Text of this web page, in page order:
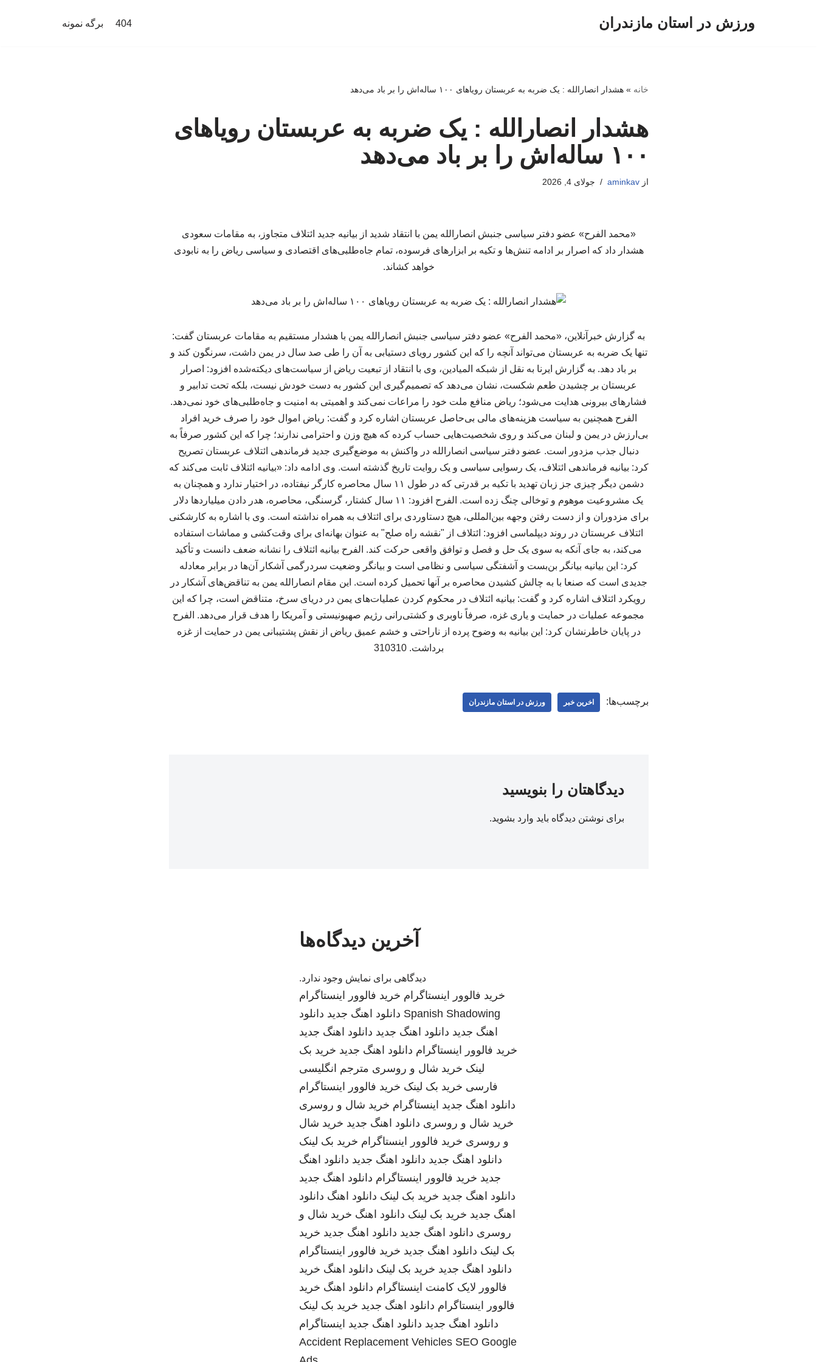
ورزش در استان مازندران 404 برگه نمونه
خانه »هشدار انصارالله : یک ضربه به عربستان رویاهای ۱۰۰ ساله‌اش را بر باد می‌دهد
هشدار انصارالله : یک ضربه به عربستان رویاهای
۱۰۰ ساله‌اش را بر باد می‌دهد
ازaminkav جولای 4, 2026
«محمد الفرح» عضو دفتر سیاسی جنبش انصارالله یمن با انتقاد شدید از بیانیه جدید ائتلاف متجاوز، به مقامات سعودی
هشدار داد که اصرار بر ادامه تنش‌ها و تکیه بر ابزارهای فرسوده، تمام جاه‌طلبی‌های اقتصادی و سیاسی ریاض را به نابودی
خواهد کشاند.
به گزارش خبرآنلاین، «محمد الفرح» عضو دفتر سیاسی جنبش انصارالله یمن با هشدار مستقیم به مقامات عربستان گفت:
تنها یک ضربه به عربستان می‌تواند آنچه را که این کشور رویای دستیابی به آن را طی صد سال در یمن داشت، سرنگون کند و
بر باد دهد. به گزارش ایرنا به نقل از شبکه المیادین، وی با انتقاد از تبعیت ریاض از سیاست‌های دیکته‌شده افزود: اصرار
عربستان بر چشیدن طعم شکست، نشان می‌دهد که تصمیم‌گیری این کشور به دست خودش نیست، بلکه تحت تدابیر و
فشارهای بیرونی هدایت می‌شود؛ ریاض منافع ملت خود را مراعات نمی‌کند و اهمیتی به امنیت و جاه‌طلبی‌های خود نمی‌دهد.
الفرح همچنین به سیاست هزینه‌های مالی بی‌حاصل عربستان اشاره کرد و گفت: ریاض اموال خود را صرف خرید افراد
بی‌ارزش در یمن و لبنان می‌کند و روی شخصیت‌هایی حساب کرده که هیچ وزن و احترامی ندارند؛ چرا که این کشور صرفاً به
دنبال جذب مزدور است. عضو دفتر سیاسی انصارالله در واکنش به موضع‌گیری جدید فرماندهی ائتلاف عربستان تصریح
کرد: بیانیه فرماندهی ائتلاف، یک رسوایی سیاسی و یک روایت تاریخ گذشته است. وی ادامه داد: «بیانیه ائتلاف ثابت می‌کند که
دشمن دیگر چیزی جز زبان تهدید با تکیه بر قدرتی که در طول ۱۱ سال محاصره کارگر نیفتاده، در اختیار ندارد و همچنان به
یک مشروعیت موهوم و توخالی چنگ زده است. الفرح افزود: ۱۱ سال کشتار، گرسنگی، محاصره، هدر دادن میلیاردها دلار
برای مزدوران و از دست رفتن وجهه بین‌المللی، هیچ دستاوردی برای ائتلاف به همراه نداشته است. وی با اشاره به کارشکنی
ائتلاف عربستان در روند دیپلماسی افزود: ائتلاف از "نقشه راه صلح" به عنوان بهانه‌ای برای وقت‌کشی و مماشات استفاده
می‌کند، به جای آنکه به سوی یک حل و فصل و توافق واقعی حرکت کند. الفرح بیانیه ائتلاف را نشانه ضعف دانست و تأکید
کرد: این بیانیه بیانگر بن‌بست و آشفتگی سیاسی و نظامی است و بیانگر وضعیت سردرگمی آشکار آن‌ها در برابر معادله
جدیدی است که صنعا با به چالش کشیدن محاصره بر آنها تحمیل کرده است. این مقام انصارالله یمن به تناقض‌های آشکار در
رویکرد ائتلاف اشاره کرد و گفت: بیانیه ائتلاف در محکوم کردن عملیات‌های یمن در دریای سرخ، متناقض است، چرا که این
مجموعه عملیات‌ در حمایت و یاری غزه، صرفاً ناوبری و کشتی‌رانی رژیم صهیونیستی و آمریکا را هدف قرار می‌دهد. الفرح
در پایان خاطرنشان کرد: این بیانیه به وضوح پرده از ناراحتی و خشم عمیق ریاض از نقش پشتیبانی یمن در حمایت از غزه
برداشت. 310310
برچسب‌ها: اخرین خبر ورزش در استان مازندران
دیدگاهتان را بنویسید
برای نوشتن دیدگاه باید وارد بشوید.
آخرین دیدگاه‌ها
دیدگاهی برای نمایش وجود ندارد.
خرید فالوور اینستاگرام خرید فالوور اینستاگرام
Spanish Shadowing دانلود اهنگ جدید دانلود
اهنگ جدید دانلود اهنگ جدید دانلود اهنگ جدید
خرید فالوور اینستاگرام دانلود اهنگ جدید خرید بک
لینک خرید شال و روسری مترجم انگلیسی
فارسی خرید بک لینک خرید فالوور اینستاگرام
دانلود اهنگ جدید اینستاگرام خرید شال و روسری
خرید شال و روسری دانلود اهنگ جدید خرید شال
و روسری خرید فالوور اینستاگرام خرید بک لینک
دانلود اهنگ جدید دانلود اهنگ جدید دانلود اهنگ
جدید خرید فالوور اینستاگرام دانلود اهنگ جدید
دانلود اهنگ جدید خرید بک لینک دانلود اهنگ دانلود
اهنگ جدید خرید بک لینک دانلود اهنگ خرید شال و
روسری دانلود اهنگ جدید دانلود اهنگ جدید خرید
بک لینک دانلود اهنگ جدید خرید فالوور اینستاگرام
دانلود اهنگ جدید خرید بک لینک دانلود اهنگ خرید
فالوور لایک کامنت اینستاگرام دانلود اهنگ خرید
فالوور اینستاگرام دانلود اهنگ جدید خرید بک لینک
دانلود اهنگ جدید دانلود اهنگ جدید اینستاگرام
Accident Replacement Vehicles SEO Google